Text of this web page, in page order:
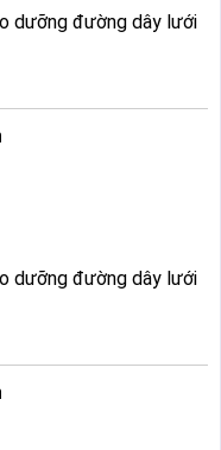
dưỡng đường dây lưới
dưỡng đường dây lưới